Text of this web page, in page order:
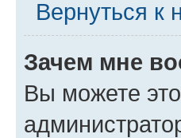
Вернуться к
Зачем мне
Вы можете